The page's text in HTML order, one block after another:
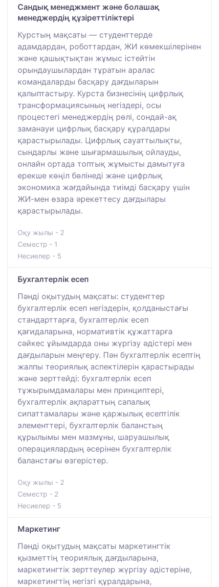
Сандық менеджмент және болашақ
менеджердің құзіреттіліктері
Курстың мақсаты — студенттерде
адамдардан, роботтардан, ЖИ көмекшілерінен
және қашықтықтан жұмыс істейтін
орындаушылардан тұратын аралас
командаларды басқару дағдыларын
қалыптастыру. Курста бизнесінің цифрлық
трансформациясының негіздері, осы
процестегі менеджердің рөлі, сондай-ақ
заманауи цифрлық басқару құралдары
қарастырылады. Цифрлық сауаттылықты,
сындарлы және шығармашылық ойлауды,
онлайн ортада топтық жұмысты дамытуға
ерекше көңіл бөлінеді және цифрлық
экономика жағдайында тиімді басқару үшін
ЖИ-мен өзара әрекеттесу дағдылары
қарастырылады.
Оқу жылы - 2
Семестр - 1
Несиелер - 5
Бухгалтерлік есеп
Пәнді оқытудың мақсаты: студенттер
бухгалтерлік есеп негіздерін, қолданыстағы
стандарттарға, бухгалтерлік есеп
қағидаларына, нормативтік құжаттарға
сәйкес ұйымдарда оны жүргізу әдістері мен
дағдыларын меңгеру. Пән бухгалтерлік есептің
жалпы теориялық аспектілерін қарастырады
және зерттейді: бухгалтерлік есеп
тұжырымдамалары мен принциптері,
бухгалтерлік ақпараттың сапалық
сипаттамалары және қаржылық есептілік
элементтері, бухгалтерлік баланстың
құрылымы мен мазмұны, шаруашылық
операциялардың әсерінен бухгалтерлік
баланстағы өзгерістер.
Оқу жылы - 2
Семестр - 2
Несиелер - 5
Маркетинг
Пәнді оқытудың мақсаты маркетингтік
қызметтің теориялық дағдыларына,
маркетингтік зерттеулер жүргізу әдістеріне,
маркетингтің негізгі құралдарына,